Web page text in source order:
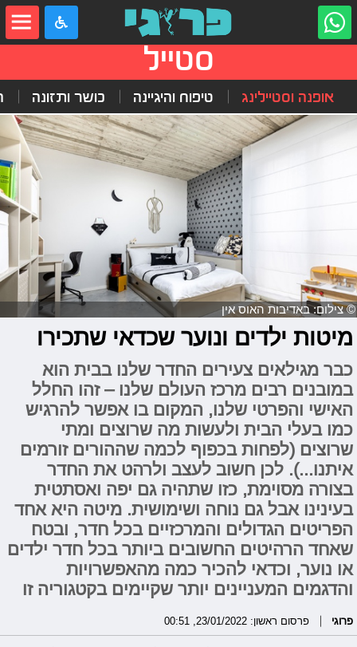
סטייל
אופנה וסטיילינג טיפוח והיגיינה כושר ותזונה
© צילום: באדיבות האוס אין
מיטות ילדים ונוער שכדאי שתכירו
כבר מגילאים צעירים החדר שלנו בבית הוא
במובנים רבים מרכז העולם שלנו – זהו החלל
האישי והפרטי שלנו, המקום בו אפשר להרגיש
כמו בעלי הבית ולעשות מה שרוצים ומתי
שרוצים (לפחות בכפוף לכמה שההורים זורמים
איתנו...). לכן חשוב לעצב ולרהט את החדר
בצורה מסוימת, כזו שתהיה גם יפה ואסתטית
בעינינו אבל גם נוחה ושימושית. מיטה היא אחד
הפריטים הגדולים והמרכזיים בכל חדר, ובטח
שאחד הרהיטים החשובים ביותר בכל חדר ילדים
או נוער, וכדאי להכיר כמה מהאפשרויות
והדגמים המעניינים יותר שקיימים בקטגוריה זו
פרוגי פרסום ראשון: 23/01/2022, 00:51